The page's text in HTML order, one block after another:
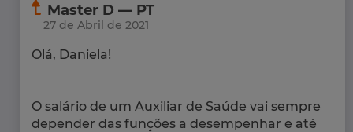
Master D — PT
27 de Abril de 2021
Olá, Daniela!
O salário de um Auxiliar de Saúde vai sempre
depender das funções a desempenhar e até